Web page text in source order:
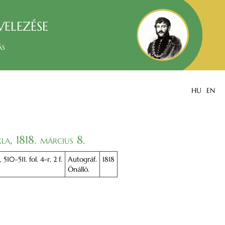
HU EN
1818. március 8.
510–511. fol. 4-r, 2 f.
Autográf.
Önálló.
1818